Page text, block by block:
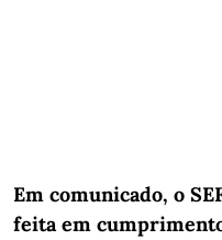
Em comunicado, o
feita em